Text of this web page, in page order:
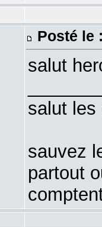
Posté le :
salut
salut les
sauvez
partout